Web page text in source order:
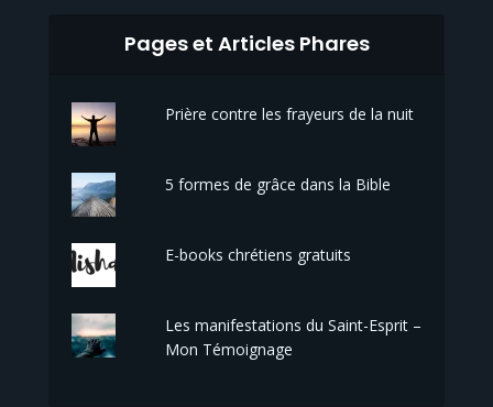
Pages et Articles Phares
Prière contre les frayeurs de la nuit
5 formes de grâce dans la Bible
E-books chrétiens gratuits
Les manifestations du Saint-Esprit –
Mon Témoignage